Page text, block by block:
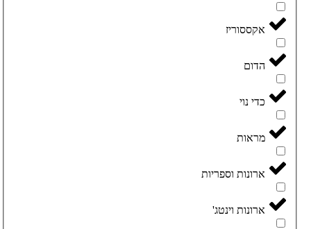
אקססוריז
הדום
כדי נוי
מראות
ארונות וספריות
ארונות וינטג'